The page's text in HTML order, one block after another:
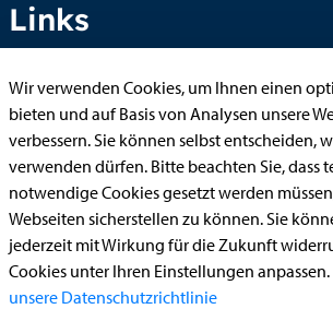
Links
Anhörung online
Aufenthaltserlaubnis
Bauantrag
Begleitetes Fahren ab 17 (Erstantrag)
Führerschein (Umtausch)
Reiterplakette (Verlängerungsantrag online)
Wir verwenden Cookies, um Ihnen einen
bieten und auf Basis von Analysen unsere
verbessern. Sie können selbst entscheiden,
verwenden dürfen. Bitte beachten Sie, dass
notwendige Cookies gesetzt werden
Webseiten sicherstellen zu können. Sie
jederzeit mit Wirkung für die Zukunft
Cookies unter Ihren Einstellungen anpassen.
unsere Datenschutzrichtlinie